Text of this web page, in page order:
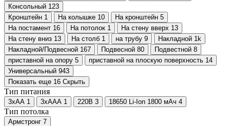
Консольный 123
Кронштейн 1 На колышке 10 На кронштейн 5
На постамент 16 На потолок 1 На стену вверх 13
На стену вниз 13 На столб 1 на трубу 9 Накладной 1 k
Накладной/Подвесной 167 Подвесной 80 Подвестной 8
приставной на опору 5 приставной на плоскую поверхность 14
Универсальный 943
Показать еще 16 Скрыть
Тип питания
3хАА 1 3хААА 1 220В 3 18650 Li-Ion 1800 мАч 4
Тип потолка
Армстронг 7